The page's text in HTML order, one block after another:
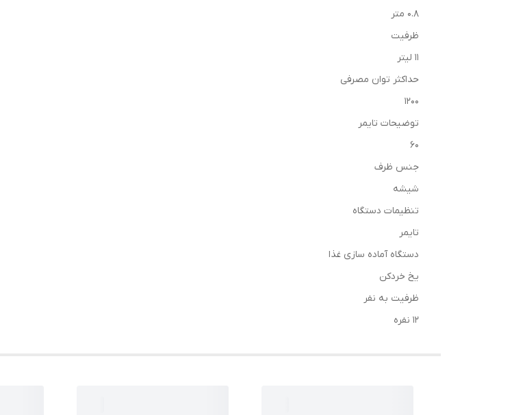
۰.۸ متر
ظرفیت
۱۱ لیتر
حداکثر توان مصرفی
۱۲۰۰
توضیحات تایمر
۶۰
جنس ظرف
شیشه
تنظیمات دستگاه
تایمر
دستگاه آماده سازی غذا
یخ خردکن
ظرفیت به نفر
۱۲ نفره